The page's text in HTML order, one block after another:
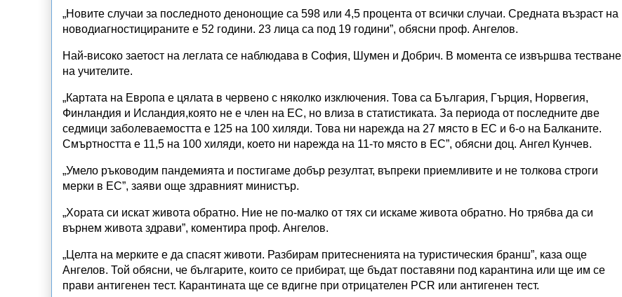
„Новите случаи за последното денонощие са 598 или 4,5 процента от всички случаи. Средната възраст на
новодиагностицираните е 52 години. 23 лица са под 19 години”, обясни проф. Ангелов.
Най-високо заетост на леглата се наблюдава в София, Шумен и Добрич. В момента се извършва тестване
на учителите.
„Картата на Европа е цялата в червено с няколко изключения. Това са България, Гърция, Норвегия,
Финландия и Исландия,която не е член на ЕС, но влиза в статистиката. За периода от последните две
седмици заболеваемостта е 125 на 100 хиляди. Това ни нарежда на 27 място в ЕС и 6-о на Балканите.
Смъртността е 11,5 на 100 хиляди, което ни нарежда на 11-то място в ЕС”, обясни доц. Ангел Кунчев.
„Умело ръководим пандемията и постигаме добър резултат, въпреки приемливите и не толкова строги
мерки в ЕС”, заяви още здравният министър.
„Хората си искат живота обратно. Ние не по-малко от тях си искаме живота обратно. Но трябва да си
върнем живота здрави”, коментира проф. Ангелов.
„Целта на мерките е да спасят животи. Разбирам притесненията на туристическия бранш”, каза още
Ангелов. Той обясни, че българите, които се прибират, ще бъдат поставяни под карантина или ще им се
прави антигенен тест. Карантината ще се вдигне при отрицателен PCR или антигенен тест.